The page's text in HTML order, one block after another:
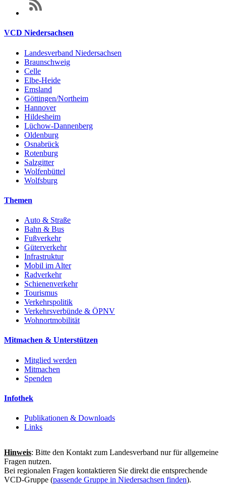
VCD Niedersachsen
Landesverband Niedersachsen
Braunschweig
Celle
Elbe-Heide
Emsland
Göttingen/Northeim
Hannover
Hildesheim
Lüchow-Dannenberg
Oldenburg
Osnabrück
Rotenburg
Salzgitter
Wolfenbüttel
Wolfsburg
Themen
Auto & Straße
Bahn & Bus
Fußverkehr
Güterverkehr
Infrastruktur
Mobil im Alter
Radverkehr
Schienenverkehr
Tourismus
Verkehrspolitik
Verkehrsverbünde & ÖPNV
Wohnortmobilität
Mitmachen & Unterstützen
Mitglied werden
Mitmachen
Spenden
Infothek
Publikationen & Downloads
Links
Hinweis: Bitte den Kontakt zum Landesverband nur für allgemeine
Fragen nutzen.
Bei regionalen Fragen kontaktieren Sie direkt die entsprechende
VCD-Gruppe (passende Gruppe in Niedersachsen finden).